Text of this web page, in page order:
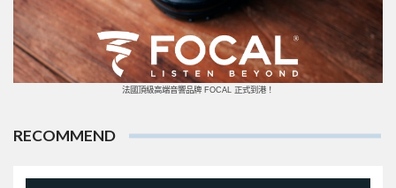
法國頂級高端音響品牌 FOCAL 正式到港！
RECOMMEND